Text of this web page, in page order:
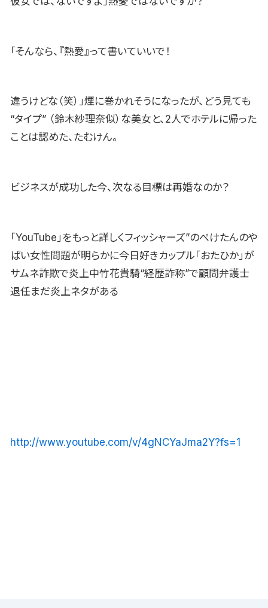
「そんなら、『熱愛』って書いていいで！
違うけどな（笑）」煙に巻かれそうになったが、どう見ても
“タイプ” （鈴木紗理奈似）な美女と、2人でホテルに帰った
ことは認めた、たむけん。
ビジネスが成功した今、次なる目標は再婚なのか？
「YouTube」をもっと詳しくフィッシャーズ”のぺけたんのや
ばい女性問題が明らかに今日好きカップル「おたひか」が
サムネ詐欺で炎上中竹花貴騎“経歴詐称”で顧問弁護士
退任まだ炎上ネタがある
http://www.youtube.com/v/4gNCYaJma2Y?fs=1